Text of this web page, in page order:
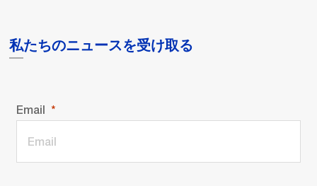
私たちのニュースを受け取る
Email